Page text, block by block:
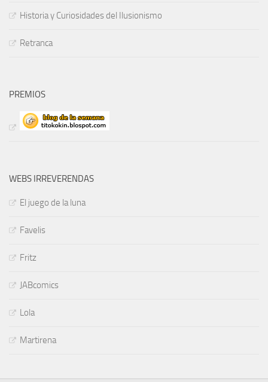
Historia y Curiosidades del Ilusionismo
Retranca
PREMIOS
WEBS IRREVERENDAS
El juego de la luna
Favelis
Fritz
JABcomics
Lola
Martirena